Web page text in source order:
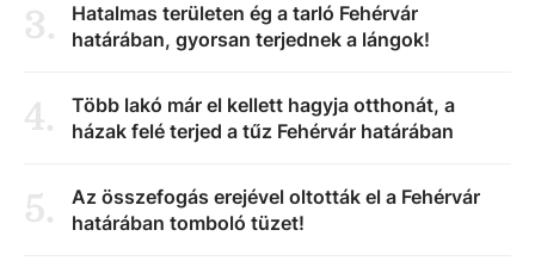
3.
Hatalmas területen ég a tarló Fehérvár
határában, gyorsan terjednek a lángok!
4.
Több lakó már el kellett hagyja otthonát, a
házak felé terjed a tűz Fehérvár határában
5.
Az összefogás erejével oltották el a Fehérvár
határában tomboló tüzet!